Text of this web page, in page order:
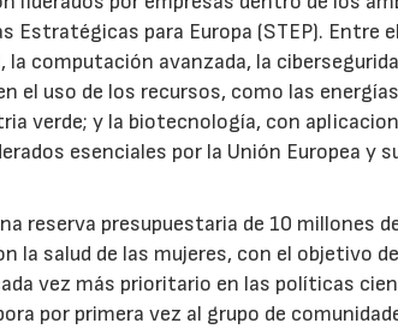
para Europa (STEP). Entre
computación avanzada, la
uso de los recursos, como las
verde; y la biotecnología, con
esenciales por la Unión Europea y
reserva presupuestaria de 10 millones
la salud de las mujeres, con el objetivo
vez más prioritario en las políticas
por primera vez al grupo de